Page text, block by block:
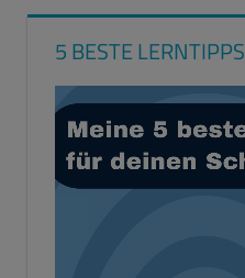
5 BESTE LERNTIPPS
Video-
Player